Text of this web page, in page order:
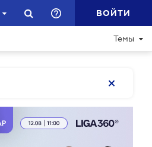
ВОЙТИ
Темы